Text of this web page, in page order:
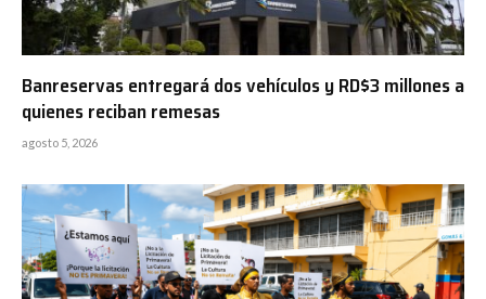
Banreservas entregará dos vehículos y RD$3 millones a
quienes reciban remesas
agosto 5, 2026